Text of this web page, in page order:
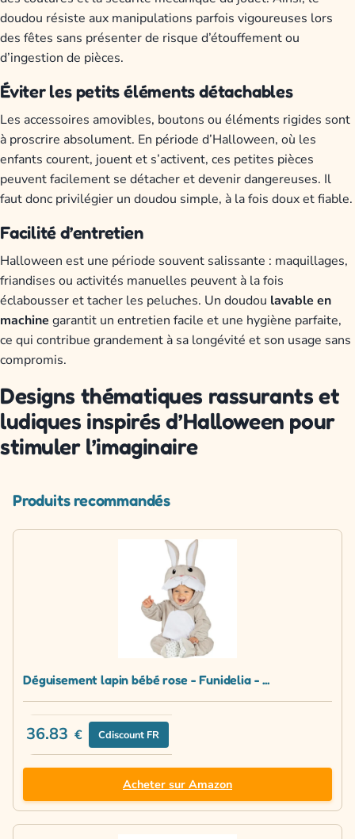
doudou résiste aux manipulations parfois vigoureuses lors
des fêtes sans présenter de risque d’étouffement ou
d’ingestion de pièces.
Éviter les petits éléments détachables
Les accessoires amovibles, boutons ou éléments rigides sont
à proscrire absolument. En période d’Halloween, où les
enfants courent, jouent et s’activent, ces petites pièces
peuvent facilement se détacher et devenir dangereuses. Il
faut donc privilégier un doudou simple, à la fois doux et fiable.
Facilité d’entretien
Halloween est une période souvent salissante : maquillages,
friandises ou activités manuelles peuvent à la fois
éclabousser et tacher les peluches. Un doudou lavable en
machine garantit un entretien facile et une hygiène parfaite,
ce qui contribue grandement à sa longévité et son usage sans
compromis.
Designs thématiques rassurants et
ludiques inspirés d’Halloween pour
stimuler l’imaginaire
Produits recommandés
Déguisement lapin bébé rose - Funidelia - ...
36.83 € Cdiscount FR
Acheter sur Amazon